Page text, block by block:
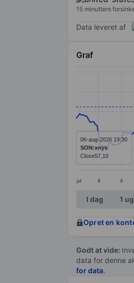
15 minutters
Data leveret af
Graf
The chart has
The chart
jul 8 9
06-aug-2026 19:30
SON:xnys
Close57,10
End of
I dag 1
Opret en
Godt at vide:
data for denne
for data.